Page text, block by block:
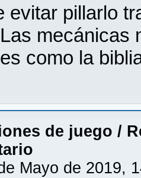
evitar pillarlo
mecánicas
como la
de juego /
Mayo de 2019,